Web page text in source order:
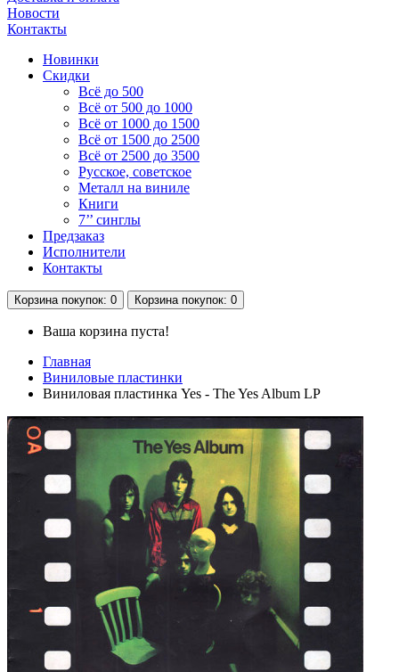
Новости
Контакты
Новинки
Скидки
Всё до 500
Всё от 500 до 1000
Всё от 1000 до 1500
Всё от 1500 до 2500
Всё от 2500 до 3500
Русское, советское
Металл на виниле
Книги
7’’ синглы
Предзаказ
Исполнители
Контакты
Корзина покупок: 0 Корзина покупок: 0
Ваша корзина пуста!
Главная
Виниловые пластинки
Виниловая пластинка Yes - The Yes Album LP